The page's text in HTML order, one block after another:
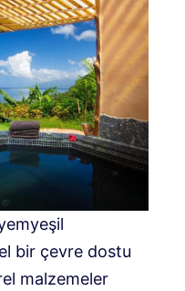
bir çevre dostu
malzemeler